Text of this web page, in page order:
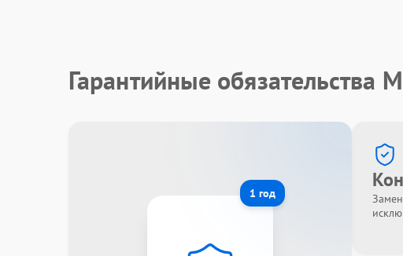
Гарантийные обязательства
1 год